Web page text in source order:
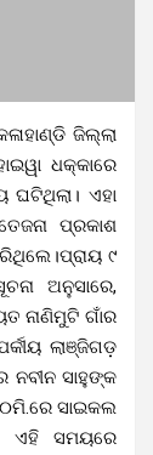
ଜିଲ୍ଲା
ଧକ୍କାରେ
ଘଟିଥିଲା। ଏହା
ପ୍ରକାଶ
୯
ଅନୁସାରେ,
ନାଣିମୁଟି ଗାଁର
ଲାଞ୍ଜିଗଡ଼
ନବୀନ ସାହୁଙ୍କ
ସାଇକଲ
ଏହି ସମୟରେ